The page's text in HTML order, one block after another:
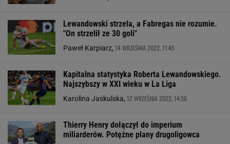
Lewandowski strzela, a Fabregas nie rozumie.
"On strzelił ze 30 goli"
Paweł Karpiarz, 14 WRZEŚNIA 2022, 11:45
Kapitalna statystyka Roberta Lewandowskiego.
Najszybszy w XXI wieku w La Liga
Karolina Jaskulska, 12 WRZEŚNIA 2022, 14:36
Thierry Henry dołączył do imperium
miliarderów. Potężne plany drugoligowca